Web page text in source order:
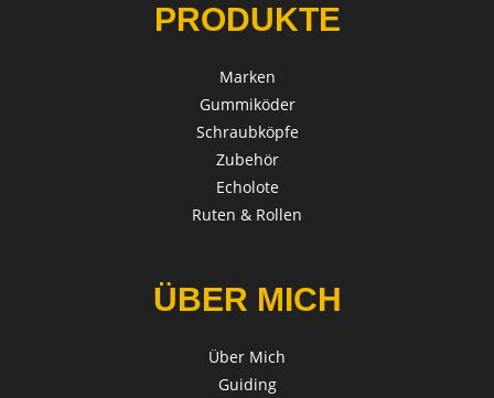
PRODUKTE
Marken
Gummiköder
Schraubköpfe
Zubehör
Echolote
Ruten & Rollen
ÜBER MICH
Über Mich
Guiding